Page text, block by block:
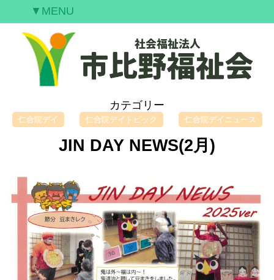
▼MENU
私たちの願い
事業案内
空室情報
研修案内
カテゴリー
仁合院デイ 仁合院デイトピック 仁合院デイニュース
JIN DAY NEWS(2月)